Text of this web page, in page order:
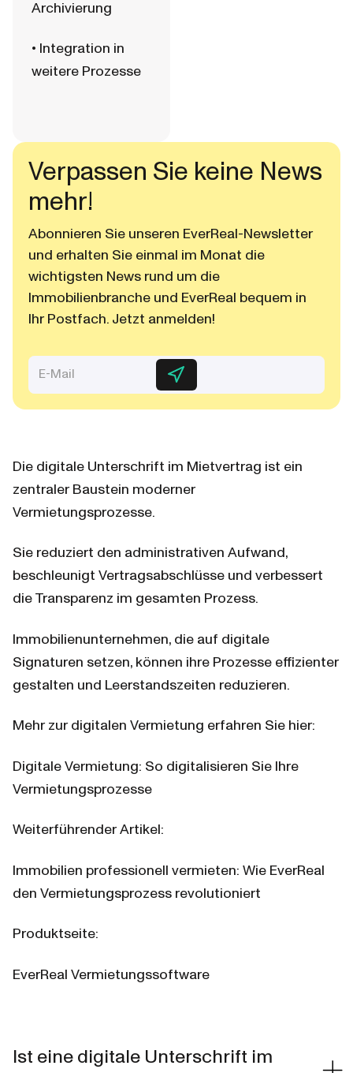
Archivierung
• Integration in
weitere Prozesse
Verpassen Sie keine News
mehr!
Abonnieren Sie unseren EverReal-Newsletter
und erhalten Sie einmal im Monat die
wichtigsten News rund um die
Immobilienbranche und EverReal bequem in
Ihr Postfach. Jetzt anmelden!
Die digitale Unterschrift im Mietvertrag ist ein
zentraler Baustein moderner
Vermietungsprozesse.
Sie reduziert den administrativen Aufwand,
beschleunigt Vertragsabschlüsse und verbessert
die Transparenz im gesamten Prozess.
Immobilienunternehmen, die auf digitale
Signaturen setzen, können ihre Prozesse effizienter
gestalten und Leerstandszeiten reduzieren.
Mehr zur digitalen Vermietung erfahren Sie hier:
Digitale Vermietung: So digitalisieren Sie Ihre
Vermietungsprozesse
Weiterführender Artikel:
Immobilien professionell vermieten: Wie EverReal
den Vermietungsprozess revolutioniert
Produktseite:
EverReal Vermietungssoftware
Ist eine digitale Unterschrift im